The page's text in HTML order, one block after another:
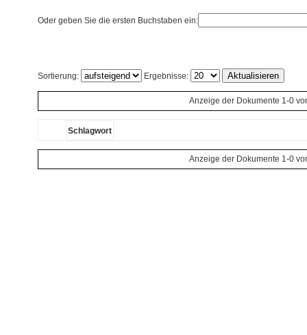
Oder geben Sie die ersten Buchstaben ein:
Sortierung: Ergebnisse:
Anzeige der Dokumente 1-0
Schlagwort
Anzeige der Dokumente 1-0